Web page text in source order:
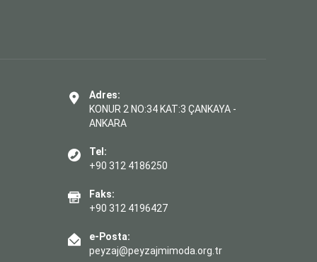
Adres:
KONUR 2 NO:34 KAT:3 ÇANKAYA -
ANKARA
Tel:
+90 312 4186250
Faks:
+90 312 4196427
e-Posta:
peyzaj@peyzajmimoda.org.tr